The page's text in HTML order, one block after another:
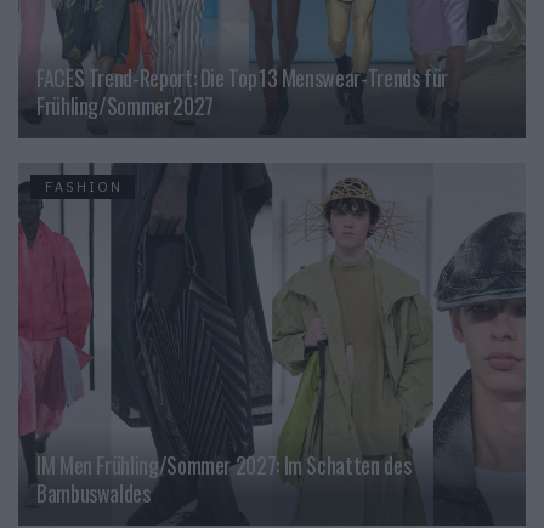
FACES Trend-Report: Die Top 13 Menswear-Trends für
Frühling/Sommer 2027
FASHION
IM Men Frühling/Sommer 2027: Im Schatten des
Bambuswaldes